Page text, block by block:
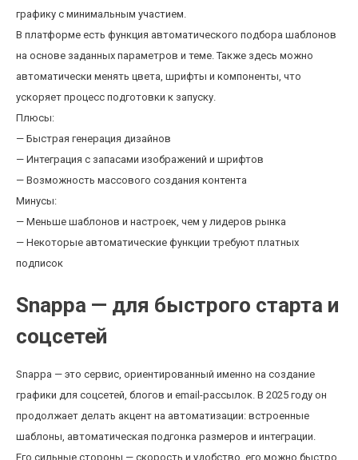
графику с минимальным участием.
В платформе есть функция автоматического подбора шаблонов
на основе заданных параметров и теме. Также здесь можно
автоматически менять цвета, шрифты и компоненты, что
ускоряет процесс подготовки к запуску.
Плюсы:
— Быстрая генерация дизайнов
— Интеграция с запасами изображений и шрифтов
— Возможность массового создания контента
Минусы:
— Меньше шаблонов и настроек, чем у лидеров рынка
— Некоторые автоматические функции требуют платных
подписок
Snappa — для быстрого старта и
соцсетей
Snappa — это сервис, ориентированный именно на создание
графики для соцсетей, блогов и email-рассылок. В 2025 году он
продолжает делать акцент на автоматизации: встроенные
шаблоны, автоматическая подгонка размеров и интеграции.
Его сильные стороны — скорость и удобство, его можно быстро